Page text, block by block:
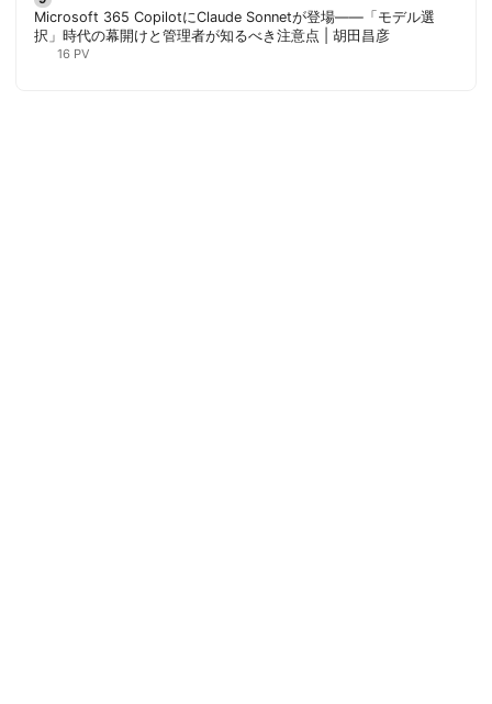
Microsoft 365 CopilotにClaude Sonnetが登場——「モデル選
択」時代の幕開けと管理者が知るべき注意点 | 胡田昌彦
16 PV